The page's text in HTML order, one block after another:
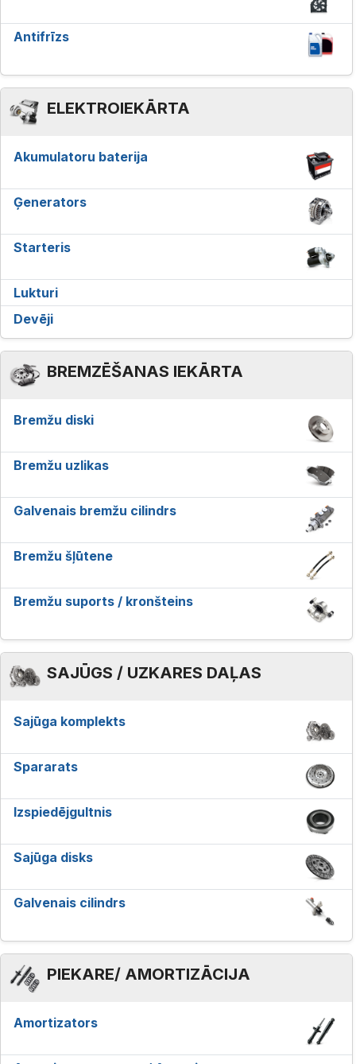
Antifrīzs
ELEKTROIEKĀRTA
Akumulatoru baterija
Ģenerators
Starteris
Lukturi
Devēji
BREMZĒŠANAS IEKĀRTA
Bremžu diski
Bremžu uzlikas
Galvenais bremžu cilindrs
Bremžu šļūtene
Bremžu suports / kronšteins
SAJŪGS / UZKARES DAĻAS
Sajūga komplekts
Spararats
Izspiedējgultnis
Sajūga disks
Galvenais cilindrs
PIEKARE/ AMORTIZĀCIJA
Amortizators